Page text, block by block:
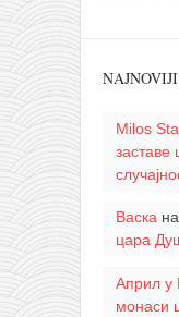
Milos
заставе
Васкана
цара
Април у
монаси